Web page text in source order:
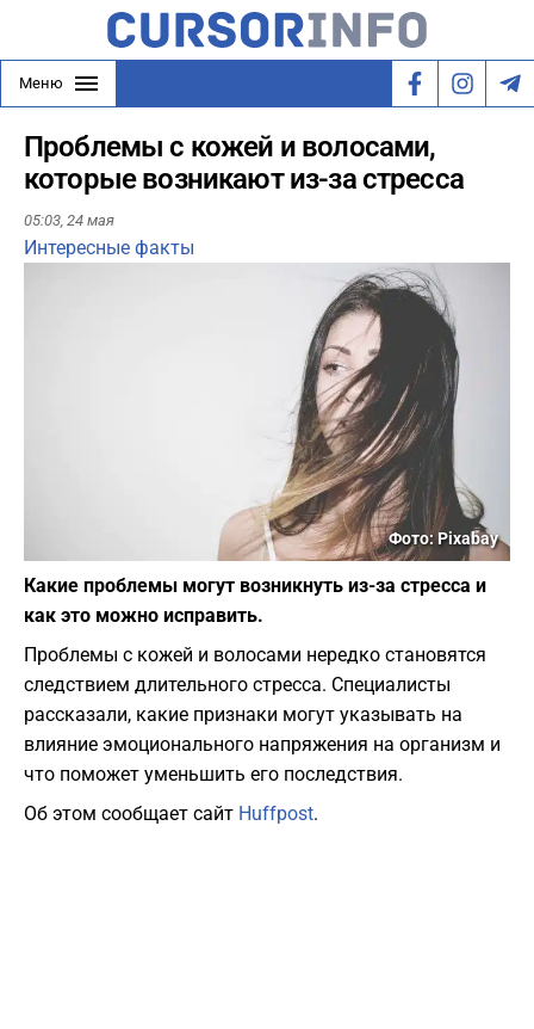
Меню
Проблемы с кожей и волосами,
которые возникают из-за стресса
05:03, 24 мая
Интересные факты
Фото: Pixabay
Какие проблемы могут возникнуть из-за стресса и
как это можно исправить.
Проблемы с кожей и волосами нередко становятся
следствием длительного стресса. Специалисты
рассказали, какие признаки могут указывать на
влияние эмоционального напряжения на организм и
что поможет уменьшить его последствия.
Об этом сообщает сайт Huffpost.